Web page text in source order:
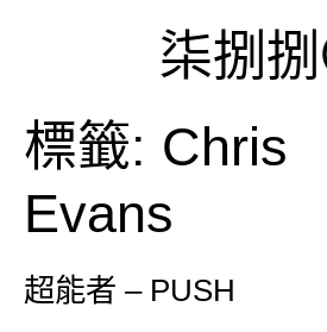
柒捌
標籤: Chris
Evans
超能者 – PUSH